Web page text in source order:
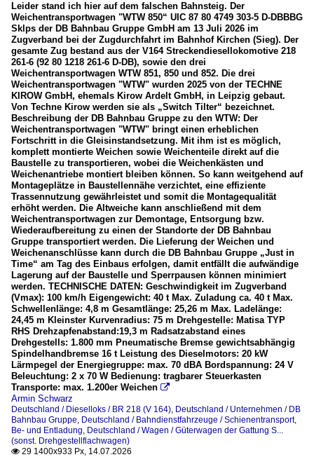
Leider stand ich hier auf dem falschen Bahnsteig. Der
Weichentransportwagen "WTW 850“ UIC 87 80 4749 303-5 D-DBBBG
Sklps der DB Bahnbau Gruppe GmbH am 13 Juli 2026 im
Zugverband bei der Zugdurchfahrt im Bahnhof Kirchen (Sieg). Der
gesamte Zug bestand aus der V164 Streckendiesellokomotive 218
261-6 (92 80 1218 261-6 D-DB), sowie den drei
Weichentransportwagen WTW 851, 850 und 852. Die drei
Weichentransportwagen "WTW" wurden 2025 von der TECHNE
KIROW GmbH, ehemals Kirow Ardelt GmbH, in Leipzig gebaut.
Von Techne Kirow werden sie als „Switch Tilter“ bezeichnet.
Beschreibung der DB Bahnbau Gruppe zu den WTW: Der
Weichentransportwagen "WTW" bringt einen erheblichen
Fortschritt in die Gleisinstandsetzung. Mit ihm ist es möglich,
komplett montierte Weichen sowie Weichenteile direkt auf die
Baustelle zu transportieren, wobei die Weichenkästen und
Weichenantriebe montiert bleiben können. So kann weitgehend auf
Montageplätze in Baustellennähe verzichtet, eine effiziente
Trassennutzung gewährleistet und somit die Montagequalität
erhöht werden. Die Altweiche kann anschließend mit dem
Weichentransportwagen zur Demontage, Entsorgung bzw.
Wiederaufbereitung zu einen der Standorte der DB Bahnbau
Gruppe transportiert werden. Die Lieferung der Weichen und
Weichenanschlüsse kann durch die DB Bahnbau Gruppe „Just in
Time“ am Tag des Einbaus erfolgen, damit entfällt die aufwändige
Lagerung auf der Baustelle und Sperrpausen können minimiert
werden. TECHNISCHE DATEN: Geschwindigkeit im Zugverband
(Vmax): 100 km/h Eigengewicht: 40 t Max. Zuladung ca. 40 t Max.
Schwellenlänge: 4,8 m Gesamtlänge: 25,26 m Max. Ladelänge:
24,45 m Kleinster Kurvenradius: 75 m Drehgestelle: Matisa TYP
RHS Drehzapfenabstand:19,3 m Radsatzabstand eines
Drehgestells: 1.800 mm Pneumatische Bremse gewichtsabhängig
Spindelhandbremse 16 t Leistung des Dieselmotors: 20 kW
Lärmpegel der Energiegruppe: max. 70 dBA Bordspannung: 24 V
Beleuchtung: 2 x 70 W Bedienung: tragbarer Steuerkasten
Transporte: max. 1.200er Weichen 
Armin Schwarz
Deutschland / Dieselloks / BR 218 (V 164), Deutschland / Unternehmen / DB
Bahnbau Gruppe, Deutschland / Bahndienstfahrzeuge / Schienentransport,
Be- und Entladung, Deutschland / Wagen / Güterwagen der Gattung S...
(sonst. Drehgestellflachwagen)
 29 1400x933 Px, 14.07.2026